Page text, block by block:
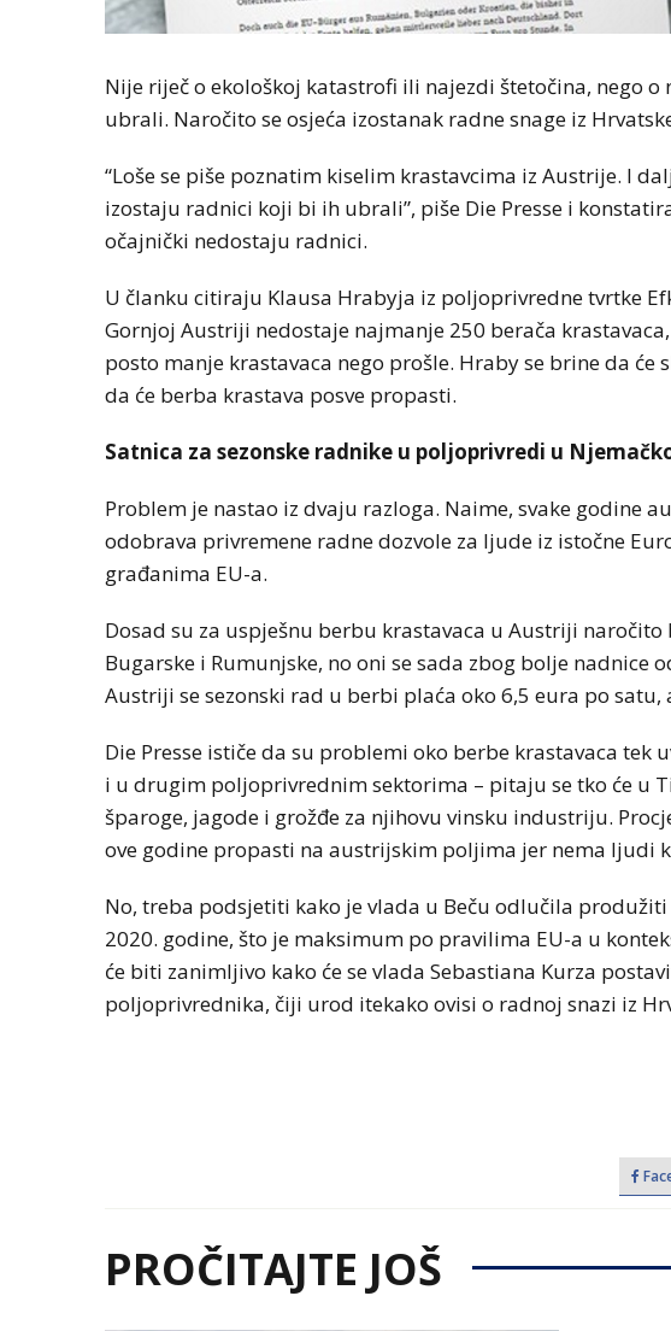
Nije riječ o ekološkoj katastrofi ili najezdi štetočina, nego
ubrali. Naročito se osjeća izostanak radne snage iz
“Loše se piše poznatim kiselim krastavcima iz Austrije. I
izostaju radnici koji bi ih ubrali”, piše Die Presse i
očajnički nedostaju radnici.
U članku citiraju Klausa Hrabyja iz poljoprivredne tvrtke
Gornjoj Austriji nedostaje najmanje 250 berača
posto manje krastavaca nego prošle. Hraby se brine da
da će berba krastava posve propasti.
Satnica za sezonske radnike u poljoprivredi u
Problem je nastao iz dvaju razloga. Naime, svake godine
odobrava privremene radne dozvole za ljude iz istočne
građanima EU-a.
Dosad su za uspješnu berbu krastavaca u Austriji
Bugarske i Rumunjske, no oni se sada zbog bolje nadnice
Austriji se sezonski rad u berbi plaća oko 6,5 eura po satu,
Die Presse ističe da su problemi oko berbe krastavaca tek
i u drugim poljoprivrednim sektorima – pitaju se tko će u
šparoge, jagode i grožđe za njihovu vinsku industriju.
ove godine propasti na austrijskim poljima jer nema ljudi
No, treba podsjetiti kako je vlada u Beču odlučila
2020. godine, što je maksimum po pravilima EU-a u
će biti zanimljivo kako će se vlada Sebastiana Kurza
poljoprivrednika, čiji urod itekako ovisi o radnoj snazi iz
PROČITAJTE JOŠ